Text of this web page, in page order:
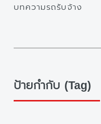
บทความรถรับจ้าง
ป้ายกำกับ (Tag)